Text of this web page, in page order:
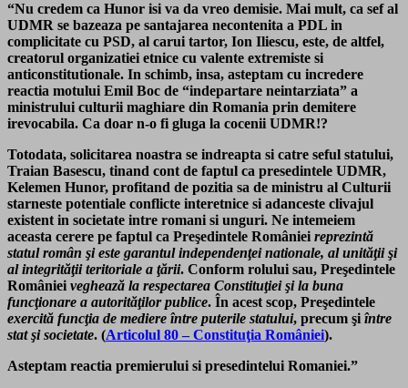
“Nu credem ca Hunor isi va da vreo demisie. Mai mult, ca sef al
UDMR se bazeaza pe santajarea necontenita a PDL in
complicitate cu PSD, al carui tartor, Ion Iliescu, este, de altfel,
creatorul organizatiei etnice cu valente extremiste si
anticonstitutionale. In schimb, insa, asteptam cu incredere
reactia motului Emil Boc de “indepartare neintarziata” a
ministrului culturii maghiare din Romania prin demitere
irevocabila. Ca doar n-o fi gluga la cocenii UDMR!?
Totodata, solicitarea noastra se indreapta si catre seful statului,
Traian Basescu, tinand cont de faptul ca presedintele UDMR,
Kelemen Hunor, profitand de pozitia sa de ministru al Culturii
starneste potentiale conflicte interetnice si adanceste clivajul
existent in societate intre romani si unguri. Ne intemeiem
aceasta cerere pe faptul ca Preşedintele României reprezintă
statul român şi este garantul independenţei nationale, al unităţii şi
al integrităţii teritoriale a ţării. Conform rolului sau, Preşedintele
României veghează la respectarea Constituţiei şi la buna
funcţionare a autorităţilor publice. În acest scop, Preşedintele
exercită funcţia de mediere între puterile statului, precum şi între
stat şi societate. (Articolul 80 – Constituţia României).
Asteptam reactia premierului si presedintelui Romaniei.”